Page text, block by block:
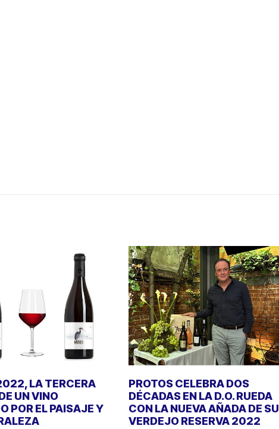
LA TERCERA
UN VINO
POR EL PAISAJE Y
PROTOS CELEBRA DOS
DÉCADAS EN LA D.O. RUEDA
CON LA NUEVA AÑADA DE SU
VERDEJO RESERVA 2022